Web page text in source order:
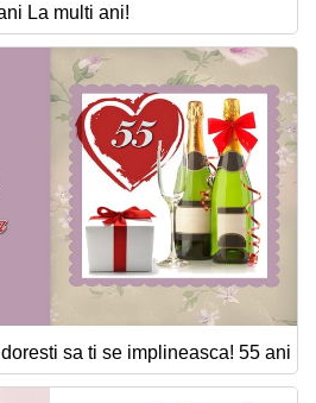
La multi ani!
sa ti se implineasca! 55 ani